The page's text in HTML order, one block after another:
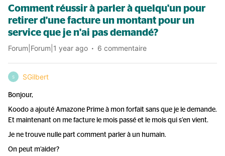
Comment réussir à parler à quelqu'un pour
retirer d'une facture un montant pour un
service que je n'ai pas demandé?
Forum|Forum|1 year ago 6 commentaire
S SGilbert
Bonjour,
Koodo a ajouté Amazone Prime à mon forfait sans que je le demande.
Et maintenant on me facture le mois passé et le mois qui s’en vient.
Je ne trouve nulle part comment parler à un humain.
On peut m’aider?